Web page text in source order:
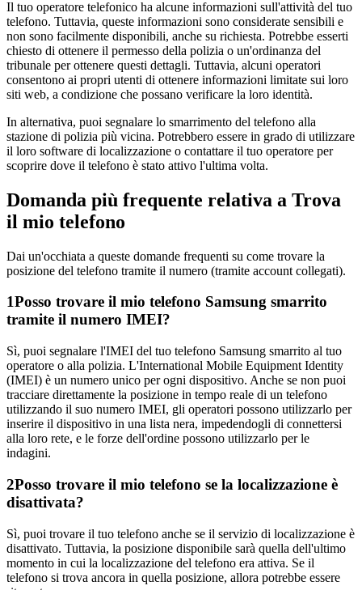
Il tuo operatore telefonico ha alcune informazioni sull'attività del tuo
telefono. Tuttavia, queste informazioni sono considerate sensibili e
non sono facilmente disponibili, anche su richiesta. Potrebbe esserti
chiesto di ottenere il permesso della polizia o un'ordinanza del
tribunale per ottenere questi dettagli. Tuttavia, alcuni operatori
consentono ai propri utenti di ottenere informazioni limitate sui loro
siti web, a condizione che possano verificare la loro identità.
In alternativa, puoi segnalare lo smarrimento del telefono alla
stazione di polizia più vicina. Potrebbero essere in grado di utilizzare
il loro software di localizzazione o contattare il tuo operatore per
scoprire dove il telefono è stato attivo l'ultima volta.
Domanda più frequente relativa a Trova
il mio telefono
Dai un'occhiata a queste domande frequenti su come trovare la
posizione del telefono tramite il numero (tramite account collegati).
1Posso trovare il mio telefono Samsung smarrito
tramite il numero IMEI?
Sì, puoi segnalare l'IMEI del tuo telefono Samsung smarrito al tuo
operatore o alla polizia. L'International Mobile Equipment Identity
(IMEI) è un numero unico per ogni dispositivo. Anche se non puoi
tracciare direttamente la posizione in tempo reale di un telefono
utilizzando il suo numero IMEI, gli operatori possono utilizzarlo per
inserire il dispositivo in una lista nera, impedendogli di connettersi
alla loro rete, e le forze dell'ordine possono utilizzarlo per le
indagini.
2Posso trovare il mio telefono se la localizzazione è
disattivata?
Sì, puoi trovare il tuo telefono anche se il servizio di localizzazione è
disattivato. Tuttavia, la posizione disponibile sarà quella dell'ultimo
momento in cui la localizzazione del telefono era attiva. Se il
telefono si trova ancora in quella posizione, allora potrebbe essere